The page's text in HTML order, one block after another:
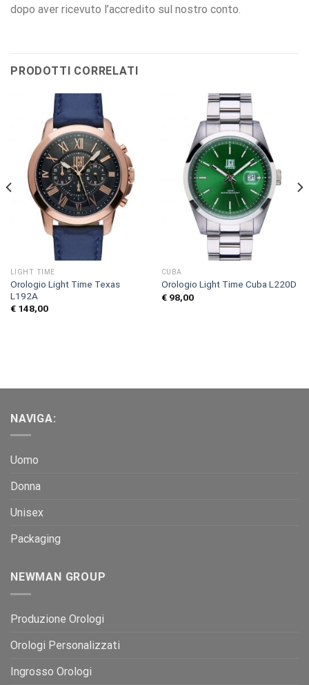
dopo aver ricevuto l’accredito sul nostro conto.
PRODOTTI CORRELATI
LIGHT TIME
Orologio Light Time Texas
L192A
€148,00
CUBA
Orologio Light Time Cuba L220D
€98,00
NAVIGA:
Uomo
Donna
Unisex
Packaging
NEWMAN GROUP
Produzione Orologi
Orologi Personalizzati
Ingrosso Orologi